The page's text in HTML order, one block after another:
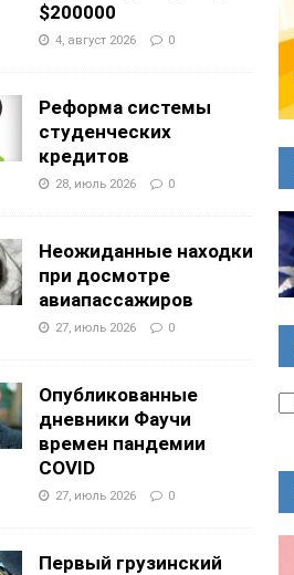
$200000
4, август 2026 0
Реформа системы
студенческих
кредитов
28, июль 2026 0
Неожиданные находки
при досмотре
авиапассажиров
27, июль 2026 0
Опубликованные
дневники Фаучи
времен пандемии
COVID
27, июль 2026 0
Первый грузинский